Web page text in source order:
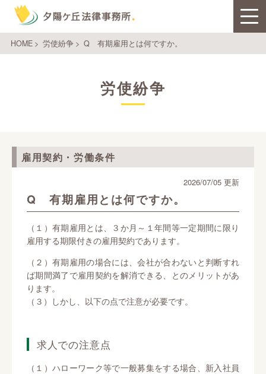
HOME> 労使紛争> Q 有期雇用とは何ですか。
労使紛争
雇用契約・労働条件
Q 有期雇用とは何ですか。
2026/07/05 更新
（１）有期雇用とは、３か月～１年間等一定期間に限り
雇用する期限付きの雇用契約であります。
（２）有期雇用の場合には、会社が合わないと判断すれ
ば期間満了で雇用契約を解消できる、とのメリットがあ
ります。
（３）しかし、以下の点で注意が必要です。
求人での注意点
（１）ハローワーク等で一般募集をする場合、新入社員